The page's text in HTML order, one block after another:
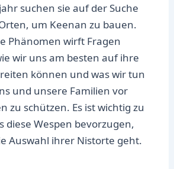
suchen sie auf der Suche
um Keenan zu bauen.
Phänomen wirft Fragen
wir uns am besten auf ihre
können und was wir tun
und unsere Familien vor
zu schützen. Es ist wichtig zu
diese Wespen bevorzugen,
Auswahl ihrer Nistorte geht.